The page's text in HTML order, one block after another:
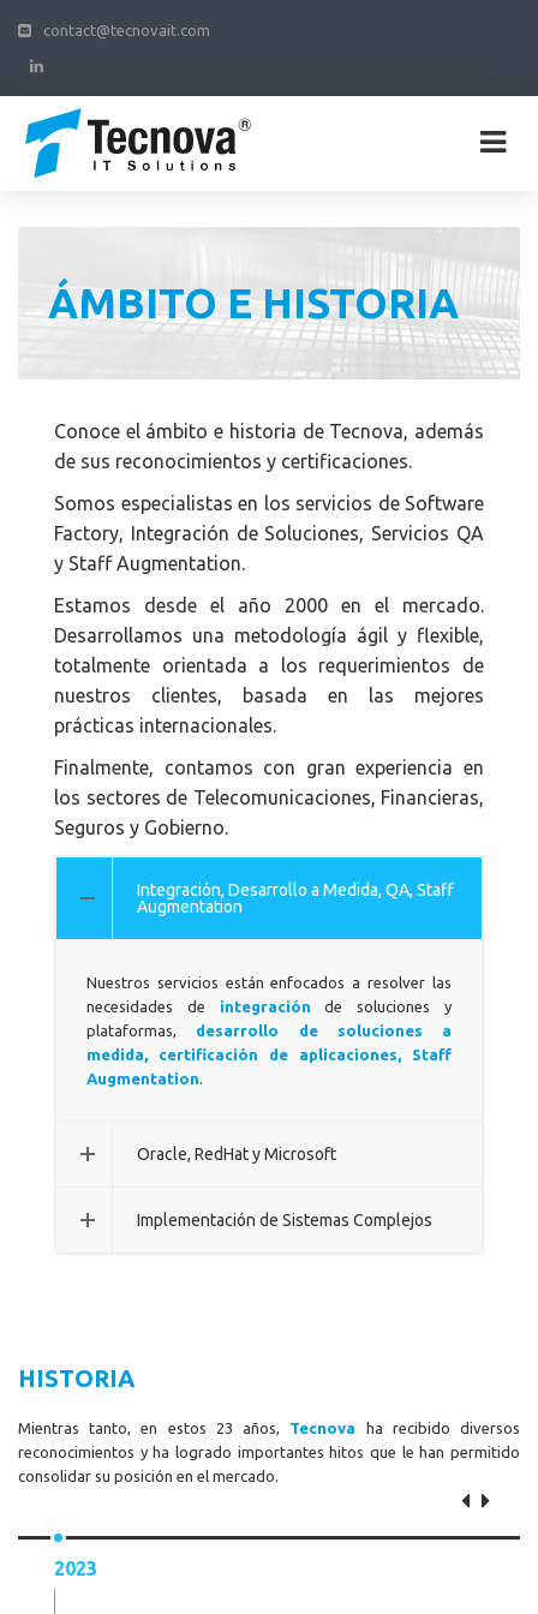
contact@tecnovait.com
ÁMBITO E HISTORIA
Conoce el ámbito e historia de Tecnova, además
de sus reconocimientos y certificaciones.
Somos especialistas en los servicios de Software
Factory, Integración de Soluciones, Servicios QA
y Staff Augmentation.
Estamos desde el año 2000 en el mercado.
Desarrollamos una metodología ágil y flexible,
totalmente orientada a los requerimientos de
nuestros clientes, basada en las mejores
prácticas internacionales.
Finalmente, contamos con gran experiencia en
los sectores de Telecomunicaciones, Financieras,
Seguros y Gobierno.
Integración, Desarrollo a Medida, QA, Staff
Augmentation
Nuestros servicios están enfocados a resolver las
necesidades de integración de soluciones y
plataformas, desarrollo de soluciones a
medida, certificación de aplicaciones, Staff
Augmentation
Oracle, RedHat y Microsoft
Implementación de Sistemas Complejos
HISTORIA
Mientras tanto, en estos 23 años, Tecnova ha recibido diversos
reconocimientos y ha logrado importantes hitos que le han permitido
consolidar su posición en el mercado.
2023